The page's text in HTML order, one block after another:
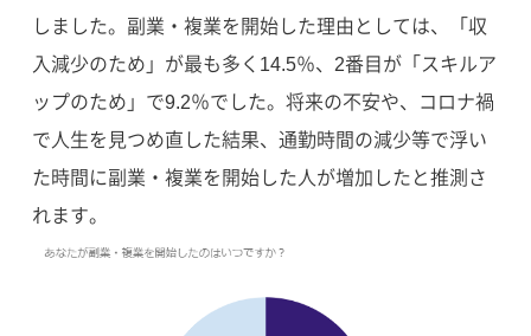
しました。副業・複業を開始した理由としては、「収
入減少のため」が最も多く14.5％、2番目が「スキルア
ップのため」で9.2％でした。将来の不安や、コロナ禍
で人生を見つめ直した結果、通勤時間の減少等で浮い
た時間に副業・複業を開始した人が増加したと推測さ
れます。